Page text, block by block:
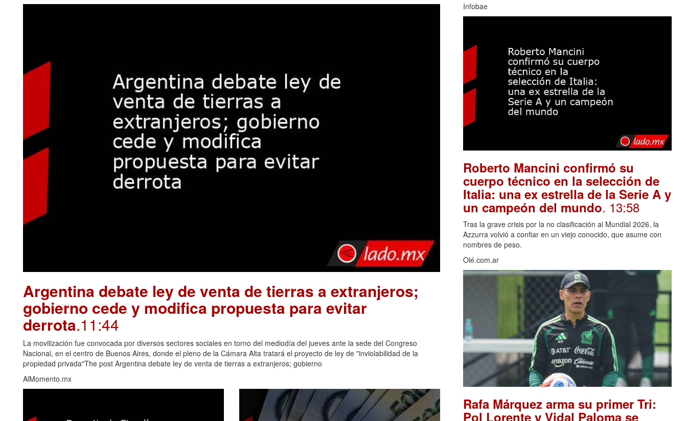
Argentina debate ley de venta de tierras a extranjeros;
gobierno cede y modifica propuesta para evitar
derrota.11:44
La movilización fue convocada por diversos sectores sociales en torno del mediodía del jueves ante la sede del Congreso
Nacional, en el centro de Buenos Aires, donde el pleno de la Cámara Alta tratará el proyecto de ley de "inviolabilidad de la
propiedad privada"The post Argentina debate ley de venta de tierras a extranjeros; gobierno
AlMomento.mx
Infobae
Roberto Mancini confirmó su
cuerpo técnico en la selección de
Italia: una ex estrella de la Serie A y
un campeón del mundo. 13:58
Tras la grave crisis por la no clasificación al Mundial 2026, la
Azzurra volvió a confiar en un viejo conocido, que asume con
nombres de peso.
Olé.com.ar
Rafa Márquez arma su primer Tri:
Pol Lorente y Vidal Paloma se